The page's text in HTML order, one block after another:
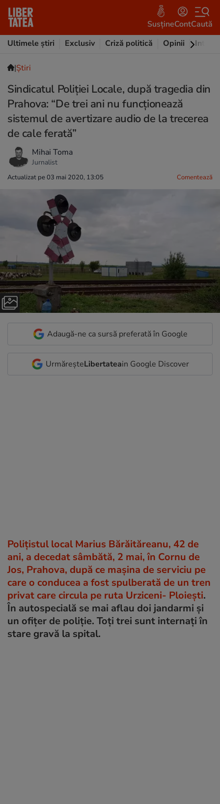
SusțineContCaută
Ultimele știri
Exclusiv Criză politică Opinii
|Ştiri
Sindicatul Poliției Locale, după tragedia din
Prahova: “De trei ani nu funcționează
sistemul de avertizare audio de la trecerea
de cale ferată”
Mihai Toma
Jurnalist
Actualizat pe 03 mai 2020, 13:05 Comentează
Adaugă-ne ca sursă preferată în Google
UrmăreșteLibertateain Google Discover
Polițistul local Marius Bărăităreanu, 42 de
ani, a decedat sâmbătă, 2 mai, în Cornu de
Jos, Prahova, după ce mașina de serviciu pe
care o conducea a fost spulberată de un tren
privat care circula pe ruta Urziceni- Ploiești.
În autospecială se mai aflau doi jandarmi și
un ofițer de poliție. Toți trei sunt internați în
stare gravă la spital.